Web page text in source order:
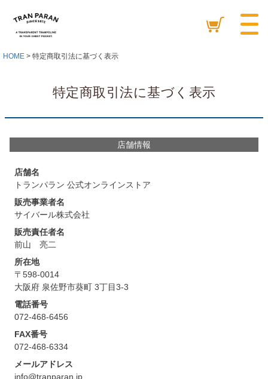
HOME 特定商取引法に基づく表示
特定商取引法に基づく表示
店舗情報
店舗名
トランパラン 公式オンラインストア
販売事業者名
サイバール株式会社
販売責任者名
前山 亮二
所在地
〒598-0014
大阪府 泉佐野市葵町 3丁目3-3
電話番号
072-468-6456
FAX番号
072-468-6334
メールアドレス
info@tranparan.jp